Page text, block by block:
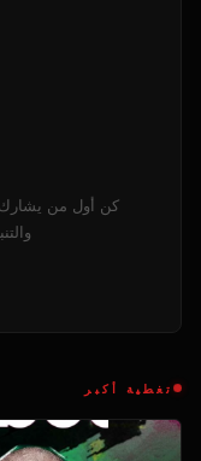
كن أول من يشارك
تغطية أكبر